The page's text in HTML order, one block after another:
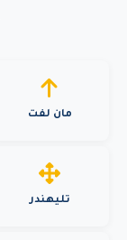
مان لفت
تليهندر